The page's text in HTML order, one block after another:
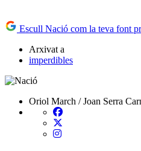
Escull Nació com la teva font
Arxivat a
imperdibles
Oriol March / Joan Serra